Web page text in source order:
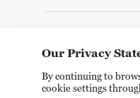
Our Privacy
By continuing to
cookie settings